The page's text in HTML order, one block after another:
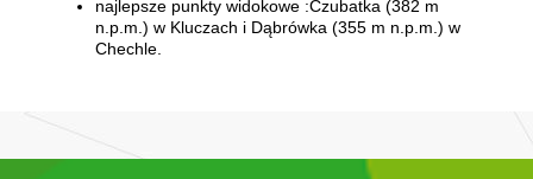
najlepsze punkty widokowe :Czubatka (382 m
n.p.m.) w Kluczach i Dąbrówka (355 m n.p.m.) w
Chechle.